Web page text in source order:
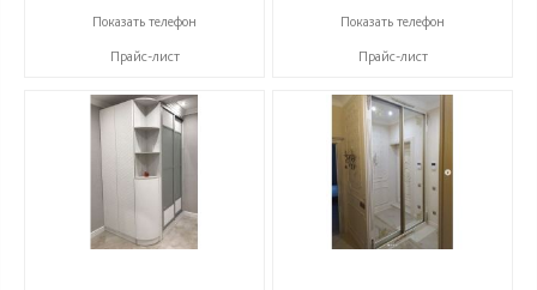
+7 (927) 38-059-88
Показать телефон
Прайс-лист
+7 (927) 38-059-88
Показать телефон
Прайс-лист